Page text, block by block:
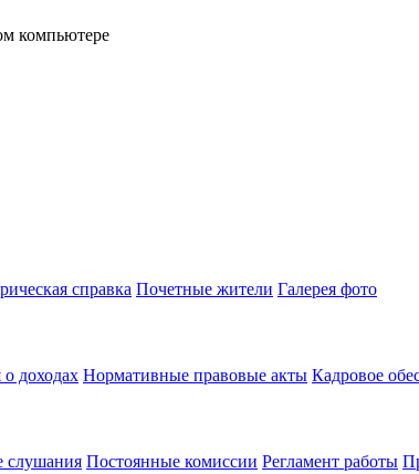
компьютере
справка Почетные жители Галерея фото
доходах Нормативные правовые акты Кадровое
слушания Постоянные комиссии Регламент работы